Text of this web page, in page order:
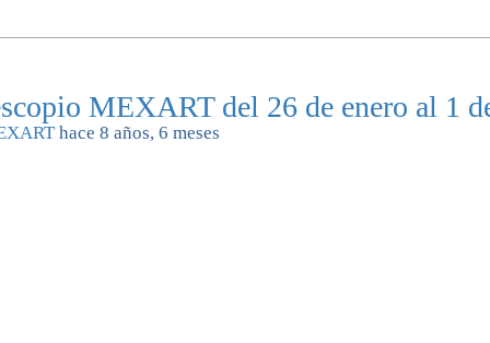
MEXART del 26 de enero al 1
hace 8 años, 6 meses